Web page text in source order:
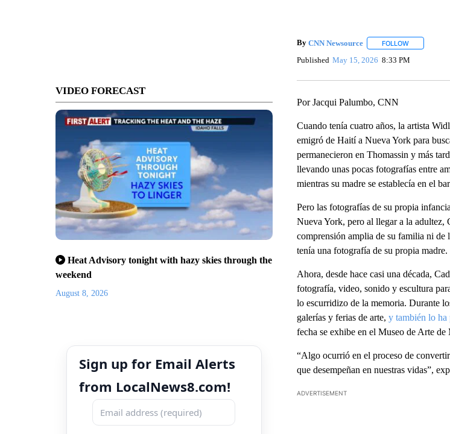
VIDEO FORECAST
Heat Advisory tonight with hazy skies through the
weekend
August 8, 2026
Sign up for Email Alerts
from LocalNews8.com!
By CNN Newsource FOLLOWFOLLOW ""
Published May 15, 2026 8:33 PM
Por Jacqui Palumbo, CNN
Cuando tenía cuatro años, la artista
emigró de Haití a Nueva York para
permanecieron en Thomassin y más
llevando unas pocas fotografías entre
mientras su madre se establecía en el
Pero las fotografías de su propia
Nueva York, pero al llegar a la adultez,
comprensión amplia de su familia ni de
tenía una fotografía de su propia
Ahora, desde hace casi una década,
fotografía, video, sonido y escultura
lo escurridizo de la memoria. Durante
galerías y ferias de arte, y también lo
fecha se exhibe en el Museo de Arte
“Algo ocurrió en el proceso de
que desempeñan en nuestras vidas”,
ADVERTISEMENT